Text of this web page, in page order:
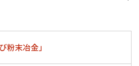
粉末冶金」